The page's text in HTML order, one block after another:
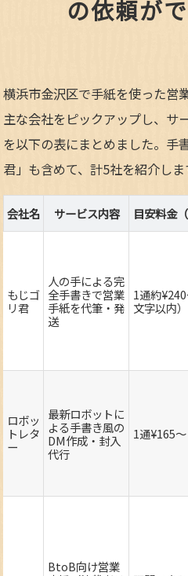
の依頼が
横浜市金沢区で手紙を使った営
主な会社をピックアップし、サ
を以下の表にまとめました。手
君」も含めて、計5社を紹介しま
会社名 サービス内容 目安料金（
もじゴ
リ君
人の手による完
全手書きで営業
手紙を代筆・発
送
1通約
文字以内）
ロボッ
トレタ
ー
最新ロボットに
よる手書き風の
DM作成・封入
代行
1通¥165～
BtoB向け営業